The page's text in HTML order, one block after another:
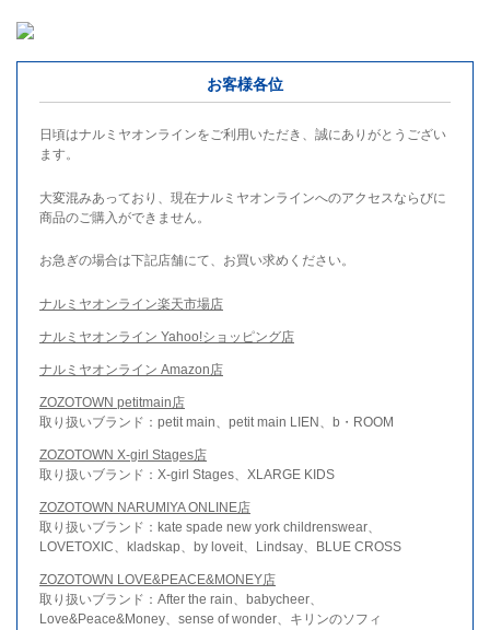
お客様各位
日頃はナルミヤオンラインをご利用いただき、誠にありがとうござい
ます。
大変混みあっており、現在ナルミヤオンラインへのアクセスならびに
商品のご購入ができません。
お急ぎの場合は下記店舗にて、お買い求めください。
ナルミヤオンライン楽天市場店
ナルミヤオンライン Yahoo!ショッピング店
ナルミヤオンライン Amazon店
ZOZOTOWN petitmain店
取り扱いブランド：petit main、petit main LIEN、b・ROOM
ZOZOTOWN X-girl Stages店
取り扱いブランド：X-girl Stages、XLARGE KIDS
ZOZOTOWN NARUMIYA ONLINE店
取り扱いブランド：kate spade new york childrenswear、
LOVETOXIC、kladskap、by loveit、Lindsay、BLUE CROSS
ZOZOTOWN LOVE&PEACE&MONEY店
取り扱いブランド：After the rain、babycheer、
Love&Peace&Money、sense of wonder、キリンのソフィ